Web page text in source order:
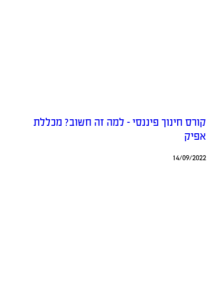
קורס חינוך פיננסי – למה זה חשוב? מכללת
אפיק
14/09/2022